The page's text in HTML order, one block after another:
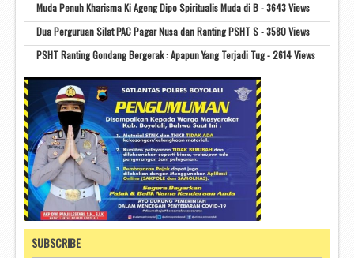
Muda Penuh Kharisma Ki Ageng Dipo Spiritualis Muda di B - 3643 Views
Dua Perguruan Silat PAC Pagar Nusa dan Ranting PSHT S - 3580 Views
PSHT Ranting Gondang Bergerak : Apapun Yang Terjadi Tug - 2614 Views
SUBSCRIBE